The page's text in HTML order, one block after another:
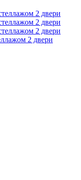
2 двери